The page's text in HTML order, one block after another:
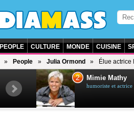
PEOPLE CULTURE MONDE CUISINE
People Julia Ormond Élue actrice
2 Mimie Mathy
humoriste et actrice